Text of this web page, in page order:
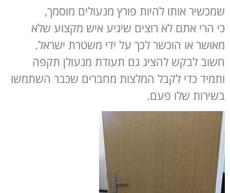
שמכשיר אותו להיות פורץ מנעולים מוסמך,
כי הרי אתם לא רוצים שיגיע איש מקצוע שלא
מאושר או הוכשר לכך על ידי משטרת ישראל.
חשוב לבקש להציג גם תעודת מנעולן תקפה
ותמיד כדי לקבל המלצות מחברים שכבר השתמשו
בשירות שלו פעם.